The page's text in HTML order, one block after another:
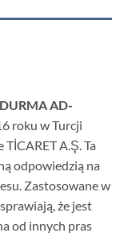
AD-
roku w Turcji
A.Ş. Ta
odpowiedzią na
Zastosowane w
że jest
od innych pras